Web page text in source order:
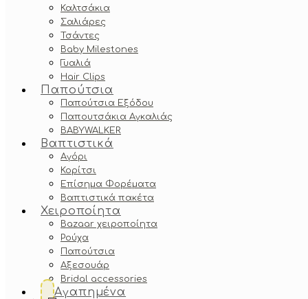
Καλτσάκια
Σαλιάρες
Τσάντες
Baby Milestones
Γυαλιά
Hair Clips
Παπούτσια
Παπούτσια Εξόδου
Παπουτσάκια Αγκαλιάς
BABYWALKER
Βαπτιστικά
Αγόρι
Κορίτσι
Επίσημα Φορέματα
Βαπτιστικά πακέτα
Χειροποίητα
Bazaar χειροποίητα
Ρούχα
Παπούτσια
Αξεσουάρ
Bridal accessories
Αγαπημένα